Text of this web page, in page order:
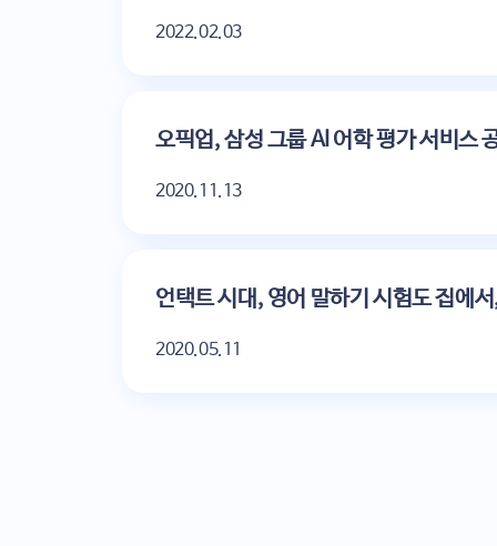
2022.02.03
오픽업, 삼성 그룹 AI 어학 평가 서비스
2020.11.13
언택트 시대, 영어 말하기 시험도 집에
2020.05.11